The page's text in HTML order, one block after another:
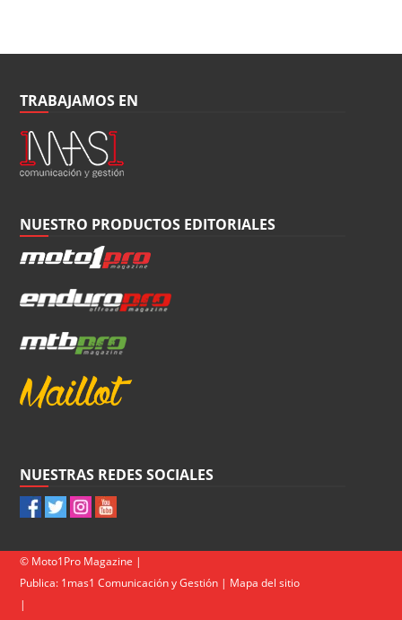
TRABAJAMOS EN
NUESTRO PRODUCTOS EDITORIALES
NUESTRAS REDES SOCIALES
© Moto1Pro Magazine |
Publica: 1mas1 Comunicación y Gestión | Mapa del sitio
|